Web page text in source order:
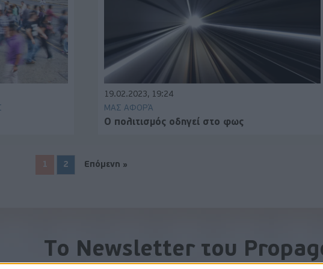
19.02.2023, 19:24
ΜΑΣ ΑΦΟΡΆ
Ο πολιτισμός οδηγεί στο φως
1 2 Επόμενη »
To Newsletter του